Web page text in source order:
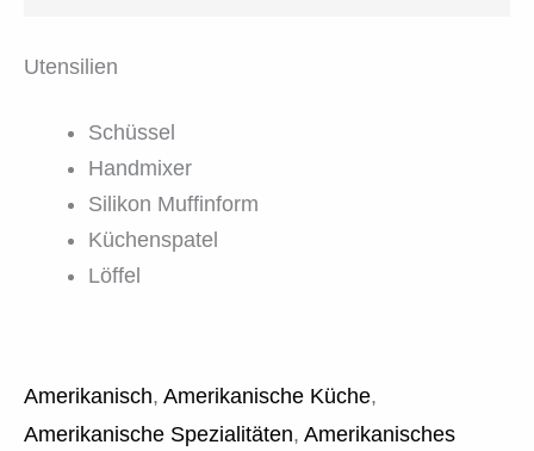
Utensilien
Schüssel
Handmixer
Silikon Muffinform
Küchenspatel
Löffel
Amerikanisch, Amerikanische Küche,
Amerikanische Spezialitäten, Amerikanisches